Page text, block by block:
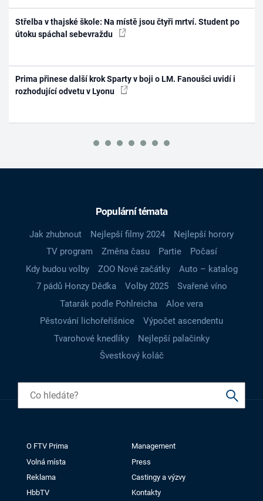
Střelba v thajské škole: Na místě jsou čtyři mrtví. Student po
útoku spáchal sebevraždu
Prima přinese další krok Sparty v boji o LM. Fanoušci uvidí i
rozhodující odvetu v Lyonu
Populární témata
Jak zhubnout Nejlepší filmy 2024
Nejlepší horory
TV program
Změna času Partie
Počasí
Kdy budou volby
ZOO Nové začátky
Auto – katalog
7 pádů Honzy Dědka
Volby 2025
Svařené víno
Tatarák podle Pohlreicha
Aloe vera
Pěstování lichořeřišnice
Výpočet ascendentu
Tvarohové knedlíky
Nejlepší palačinky
Švestkový koláč
O FTV Prima
Management
Volná místa
Press
Reklama
Castingy a výzvy
HbbTV
Kontakty